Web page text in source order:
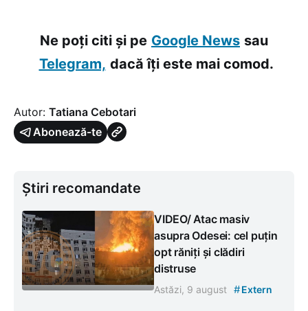
Ne poți citi și pe Google News sau
Telegram, dacă îți este mai comod.
Autor: Tatiana Cebotari
Abonează-te
Știri recomandate
VIDEO/ Atac masiv
asupra Odesei: cel puțin
opt răniți și clădiri
distruse
Astăzi, 9 august #Extern